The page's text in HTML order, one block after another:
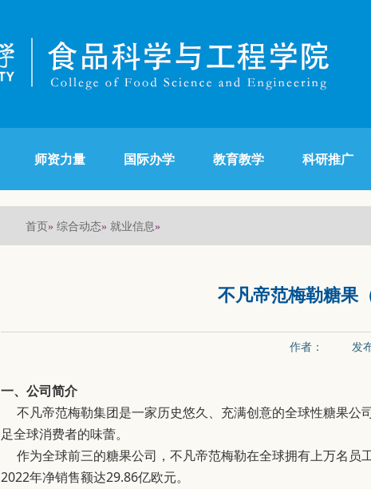
师资力量 国际办学 教育教学 科研推广
首页» 综合动态» 就业信息»
不凡帝范梅勒糖果
作者： 发布
一、公司简介
不凡帝范梅勒集团是一家历史悠久、充满创意的全球性糖果公
足全球消费者的味蕾。
作为全球前三的糖果公司，不凡帝范梅勒在全球拥有上万名员
2022年净销售额达29.86亿欧元。